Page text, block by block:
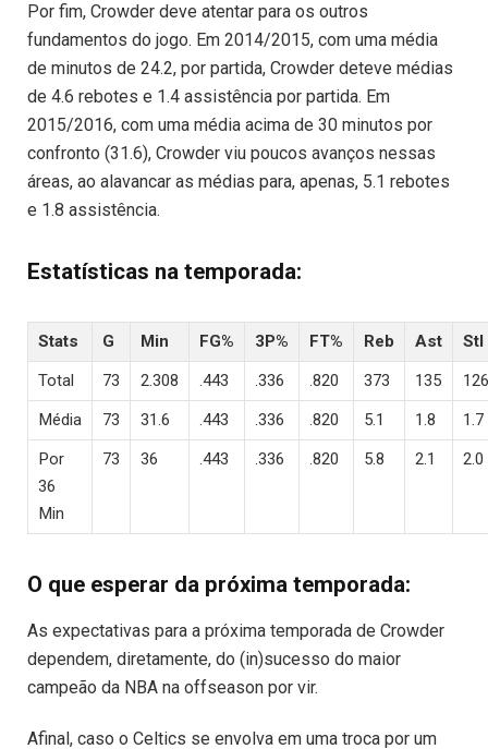
Por fim, Crowder deve atentar para os outros
fundamentos do jogo. Em 2014/2015, com uma média
de minutos de 24.2, por partida, Crowder deteve médias
de 4.6 rebotes e 1.4 assistência por partida. Em
2015/2016, com uma média acima de 30 minutos por
confronto (31.6), Crowder viu poucos avanços nessas
áreas, ao alavancar as médias para, apenas, 5.1 rebotes
e 1.8 assistência.
Estatísticas na temporada:
Stats G Min FG% 3P% FT% Reb Ast
Stl
Total
73 2.308 .443 .336 .820 373 135
126
Média
73 31.6 .443 .336 .820 5.1 1.8
1.7
Por
36
Min
73 36 .443 .336 .820 5.8 2.1 2.0
O que esperar da próxima temporada:
As expectativas para a próxima temporada de Crowder
dependem, diretamente, do (in)sucesso do maior
campeão da NBA na offseason por vir.
Afinal, caso o Celtics se envolva em uma troca por um